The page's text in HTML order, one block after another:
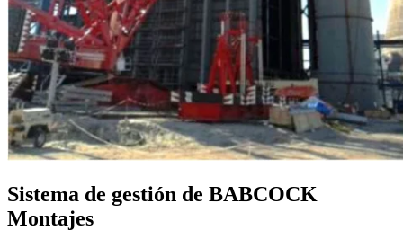
Sistema de gestión de BABCOCK
Montajes